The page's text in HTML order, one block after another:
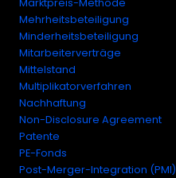
Marktpreis-Methode
Mehrheitsbeteiligung
Minderheitsbeteiligung
Mitarbeiterverträge
Mittelstand
Multiplikatorverfahren
Nachhaftung
Non-Disclosure Agreement
Patente
PE-Fonds
Post-Merger-Integration (PMI)